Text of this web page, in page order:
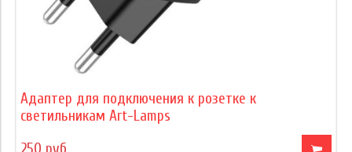
Адаптер для подключения к розетке к
светильникам Art-Lamps